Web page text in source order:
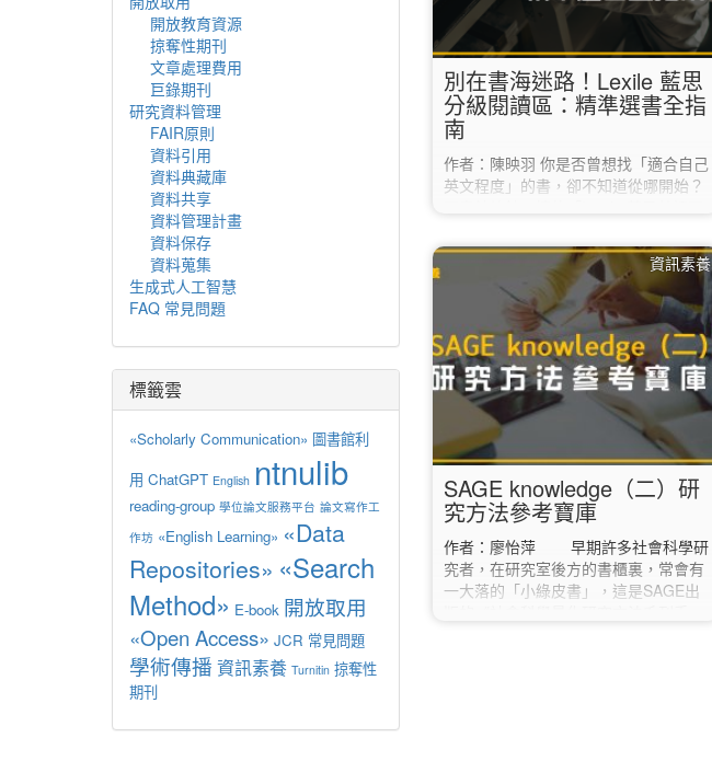
別在書海迷路！Lexile 藍思
分級閱讀區：精準選書全指
南
作者：陳映羽 你是否曾想找「適合自己
英文程度」的書，卻不知道從哪開始？
具！ 本篇將帶你了解藍思分級制度、英
語能力對照，以及如何查詢與實際找到
書籍。 一、Lexile 藍思分級怎麼看？
Lexile（藍思）是一套國際常用的英語
閱讀分級系統，透過文本難度分析（如
句長與詞彙），將書籍標示為一個數值
（Lexile Measure），幫助讀者找到適
合自身程度的讀物。 分級方式： 以
「數字＋L」表示，如 500L、900L、
1200L…
資訊素養
SAGE knowledge（二）研
究方法參考寶庫
作者：廖怡萍 早期許多社會科學研
究者，在研究室後方的書櫃裏，常會有
一大落的「小綠皮書」，這是SAGE出
開放教育資源
掠奪性期刊
文章處理費用
巨錄期刊
研究資料管理
FAIR原則
資料引用
資料典藏庫
資料共享
資料管理計畫
資料保存
資料蒐集
生成式人工智慧
FAQ 常見問題
標籤雲
«Scholarly Communication» 圖書館利
用 ChatGPT English ntnulib
reading-group 學位論文服務平台 論文寫作工
作坊 «English Learning» «Data
Repositories» «Search
Method» E-book 開放取用
«Open Access» JCR 常見問題
學術傳播 資訊素養 Turnitin 掠奪性
期刊